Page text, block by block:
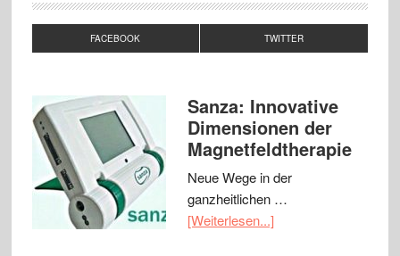
FACEBOOK TWITTER
Sanza: Innovative
Dimensionen der
Magnetfeldtherapie
Neue Wege in der
ganzheitlichen …
[Weiterlesen...]